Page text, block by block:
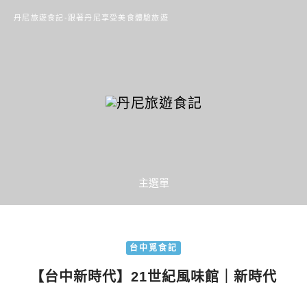
丹尼旅遊食記-跟著丹尼享受美食體驗旅遊
主選單
台中覓食記
【台中新時代】21世紀風味館｜新時代